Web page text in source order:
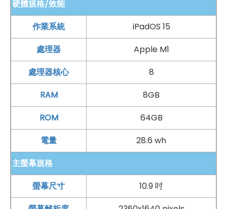
硬體規格/效能
作業系統
iPadOS 15
處理器
Apple M1
處理器核心
8
RAM
8GB
ROM
64GB
電量
28.6 wh
主螢幕規格
螢幕尺寸
10.9 吋